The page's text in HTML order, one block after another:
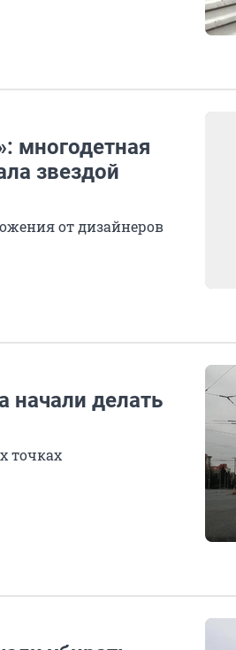
многодетная
звездой
от дизайнеров
начали делать
точках